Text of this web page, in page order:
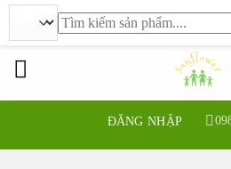
ĐĂNG NHẬP
Tìm
kiếm: